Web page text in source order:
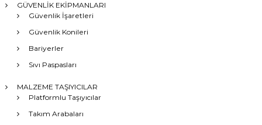
GÜVENLİK EKİPMANLARI
Güvenlik İşaretleri
Güvenlik Konileri
Bariyerler
Sıvı Paspasları
MALZEME TAŞIYICILAR
Platformlu Taşıyıcılar
Takım Arabaları